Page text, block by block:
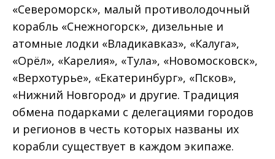
«Североморск», малый противолодочный
корабль «Снежногорск», дизельные и
атомные лодки «Владикавказ», «Калуга»,
«Орёл», «Карелия», «Тула», «Новомосковск»,
«Верхотурье», «Екатеринбург», «Псков»,
«Нижний Новгород» и другие. Традиция
обмена подарками с делегациями городов
и регионов в честь которых названы их
корабли существует в каждом экипаже.